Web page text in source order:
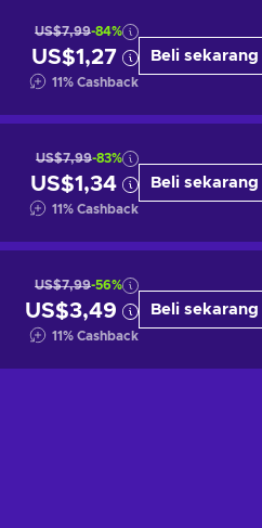
US$7,99-84%
US$1,27
11% Cashback
Beli sekarang
US$7,99-83%
US$1,34
11% Cashback
Beli sekarang
US$7,99-56%
US$3,49
11% Cashback
Beli sekarang